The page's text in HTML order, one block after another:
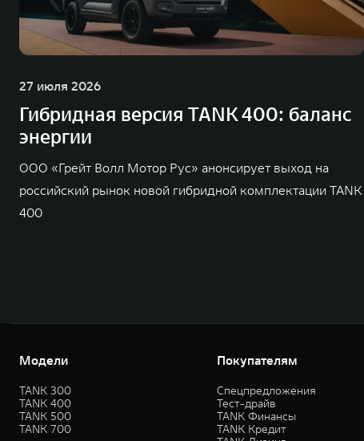
27 июля 2026
Гибридная версия TANK 400: баланс
энергии
ООО «Грейт Волл Мотор Рус» анонсирует выход на
российский рынок новой гибридной комплектации TANK
400
Модели
TANK 300
TANK 400
TANK 500
TANK 700
Покупателям
Спецпредложения
Тест-драйв
TANK Финансы
TANK Кредит